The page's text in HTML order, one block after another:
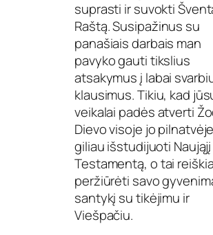
suprasti ir suvokti
Raštą. Susipažinus su
panašiais darbais man
pavyko gauti tikslius
atsakymus į labai
klausimus. Tikiu, kad
veikalai padės atverti
Dievo visoje jo
giliau išstudijuoti Naująjį
Testamentą, o tai
peržiūrėti savo
santykį su tikėjimu ir
Viešpačiu.